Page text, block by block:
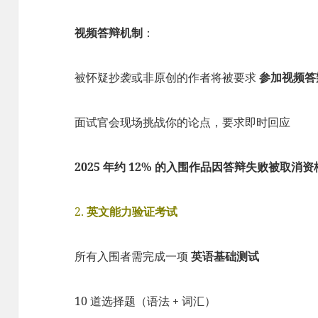
视频答辩机制 ：
被怀疑抄袭或非原创的作者将被要求参加视频
面试官会现场挑战你的论点，要求即时回应
2025 年约 12% 的入围作品因答辩失败被取消资
2.英文能力验证考试
所有入围者需完成一项英语基础测试
10 道选择题（语法 + 词汇）